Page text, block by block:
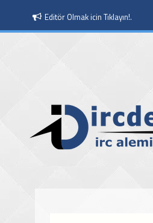
Editör Olmak icin Tıklayın!.
Moderatör Olmak icin Tıklayın!.